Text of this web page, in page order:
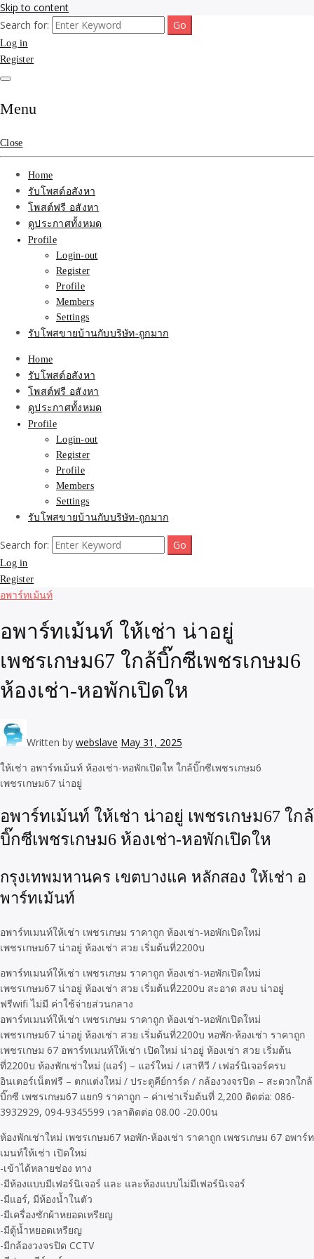
Skip to content
รับจ้างโพสขายบ้าน ที่ดิน
ติดAI SEO กับบริษัทใหญ่
รับจ้างทำโฆษณา สินค้า
บ้านที่ดิน ราคา ถูกและดี
ที่สุด บริการ โปรโมท
โฆษณารับโพสอสังหา ทีม
งาน บริํษัทใหญ่ เว็บขาย
บ้าน คุณภาพอันดับ1
SEOขายบ้าน
รับจ้างโพสขายบ้าน ที่ดิน ไม่มีค่านายหน้า กับบริษัท SEO-AI เน้นติดหน้า
แรก บริการโพสต์ โปรโมท รับจ้างทำโฆษณา ราคาถูก เว็บขายบ้าน รับโพ
สอสังหา ติดหน้าแรกกูเกิ้ล ทีมงาน บริํษัทใหญ่ รับประกันผลงาน ที่เดียวใน
Search for:
Log in
Register
Menu
Close
Home
รับโพสต์อสังหา
โพสต์ฟรี อสังหา
ดูประกาศทั้งหมด
Profile
Login-out
Register
Profile
Members
Settings
รับโพสขายบ้านกับบริษัท-ถูกมาก
Home
รับโพสต์อสังหา
โพสต์ฟรี อสังหา
ดูประกาศทั้งหมด
Profile
Login-out
Register
Profile
Members
Settings
รับโพสขายบ้านกับบริษัท-ถูกมาก
Search for:
Log in
Register
อพาร์ทเม้นท์
อพาร์ทเม้นท์ ให้เช่า น่าอยู่
เพชรเกษม67 ใกล้บิ๊กซีเพชรเกษม6
ห้องเช่า-หอพักเปิดให
Written by webslave May 31, 2025
ให้เช่า อพาร์ทเม้นท์ ห้องเช่า-หอพักเปิดให ใกล้บิ๊กซีเพชรเกษม6
เพชรเกษม67 น่าอยู่
อพาร์ทเม้นท์ ให้เช่า น่าอยู่ เพชรเกษม67 ใกล้
บิ๊กซีเพชรเกษม6 ห้องเช่า-หอพักเปิดให
กรุงเทพมหานคร เขตบางแค หลักสอง ให้เช่า อ
พาร์ทเม้นท์
อพาร์ทเมนท์ให้เช่า เพชรเกษม ราคาถูก ห้องเช่า-หอพักเปิดใหม่
เพชรเกษม67 น่าอยู่ ห้องเช่า สวย เริ่มต้นที่2200บ
อพาร์ทเมนท์ให้เช่า เพชรเกษม ราคาถูก ห้องเช่า-หอพักเปิดใหม่
เพชรเกษม67 น่าอยู่ ห้องเช่า สวย เริ่มต้นที่2200บ สะอาด สงบ น่าอยู่
ฟรีwifi ไม่มี ค่าใช้จ่ายส่วนกลาง
อพาร์ทเมนท์ให้เช่า เพชรเกษม ราคาถูก ห้องเช่า-หอพักเปิดใหม่
เพชรเกษม67 น่าอยู่ ห้องเช่า สวย เริ่มต้นที่2200บ หอพัก-ห้องเช่า ราคาถูก
เพชรเกษม 67 อพาร์ทเมนท์ให้เช่า เปิดใหม่ น่าอยู่ ห้องเช่า สวย เริ่มต้น
ที่2200บ ห้องพักเช่าใหม่ (แอร์) – แอร์ใหม่ / เสาทีวี / เฟอร์นิเจอร์ครบ
อินเตอร์เน็ตฟรี – ตกแต่งใหม่ / ประตูคีย์การ์ด / กล้องวงจรปิด – สะดวกใกล้
บิ๊กซี เพชรเกษม67 แยก9 ราคาถูก – ค่าเช่าเริ่มต้นที่ 2,200 ติดต่อ: 086-
3932929, 094-9345599 เวลาติดต่อ 08.00 -20.00น
ห้องพักเช่าใหม่ เพชรเกษม67 หอพัก-ห้องเช่า ราคาถูก เพชรเกษม 67 อพาร์ท
เมนท์ให้เช่า เปิดใหม่
-เข้าได้หลายช่อง ทาง
-มีห้องแบบมีเฟอร์นิเจอร์ และ และห้องแบบไม่มีเฟอร์นิเจอร์
-มีแอร์, มีห้องน้ำในตัว
-มีเครื่องซักผ้าหยอดเหรียญ
-มีตู้น้ำหยอดเหรียญ
-มีกล้องวงจรปิด CCTV